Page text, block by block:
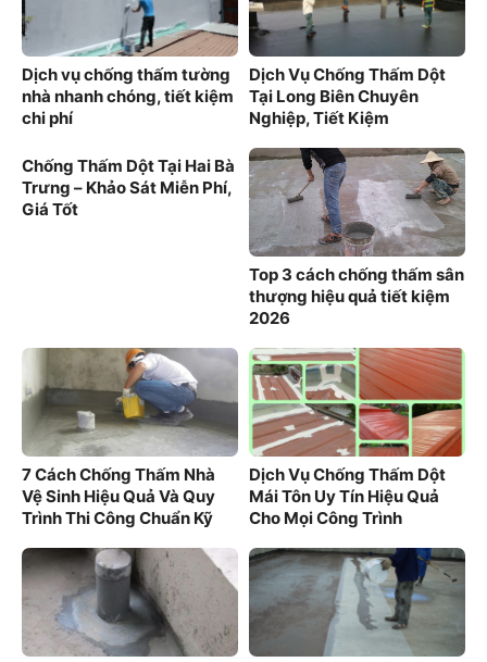
Dịch vụ chống thấm tường
nhà nhanh chóng, tiết kiệm
chi phí
Dịch Vụ Chống Thấm Dột
Tại Long Biên Chuyên
Nghiệp, Tiết Kiệm
Chống Thấm Dột Tại Hai Bà
Trưng – Khảo Sát Miễn Phí,
Giá Tốt
Top 3 cách chống thấm sân
thượng hiệu quả tiết kiệm
2026
7 Cách Chống Thấm Nhà
Vệ Sinh Hiệu Quả Và Quy
Trình Thi Công Chuẩn Kỹ
Dịch Vụ Chống Thấm Dột
Mái Tôn Uy Tín Hiệu Quả
Cho Mọi Công Trình